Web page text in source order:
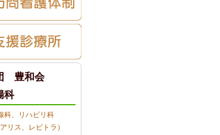
豊和会
科
科、リハビリ科
リス、レビトラ）